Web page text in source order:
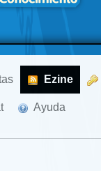
Ezine
Ayuda